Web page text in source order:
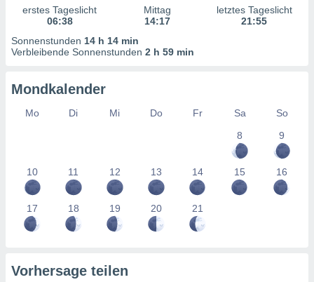
von
1199
erstes Tageslicht
06:38
Mittag
14:17
letztes Tageslicht
21:55
Sonnenstunden 14 h 14 min
Verbleibende Sonnenstunden 2 h 59 min
Mondkalender
Mo Di Mi Do Fr Sa
So
8
9
10 11 12 13 14 15 16
17 18 19 20 21
Vorhersage teilen